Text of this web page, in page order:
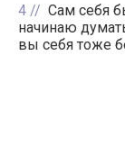
4
Сам себя
начинаю
вы себя тоже